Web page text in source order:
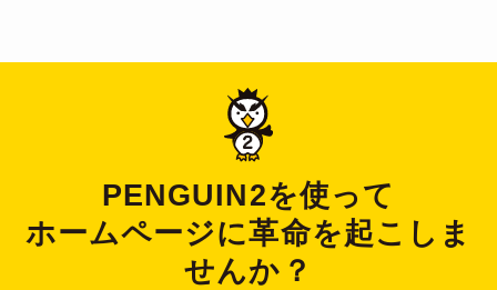
PENGUIN2を使って
ホームページに革命を起こしま
せんか？